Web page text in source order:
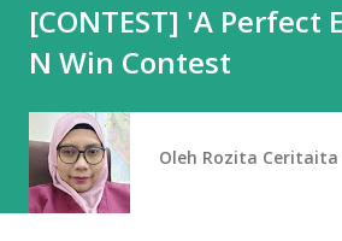
[CONTEST] 'A Perfect
N Win Contest
Oleh Rozita Ceritaita